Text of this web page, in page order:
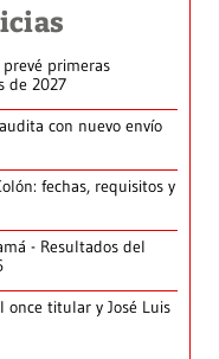
primeras
de 2027
con nuevo envío
fechas, requisitos y
- Resultados del
once titular y José Luis